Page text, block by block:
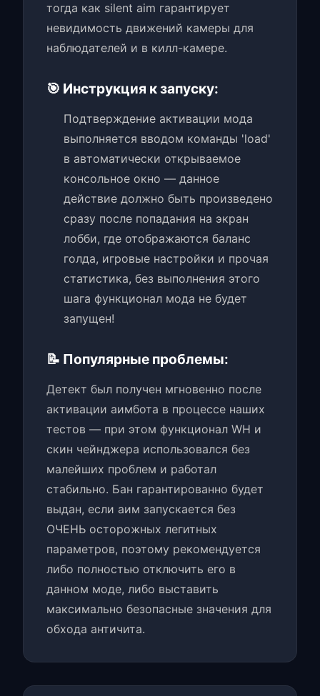
тогда как silent aim гарантирует
невидимость движений камеры для
наблюдателей и в килл-камере.
🎯 Инструкция к запуску:
Подтверждение активации мода
выполняется вводом команды 'load'
в автоматически открываемое
консольное окно — данное
действие должно быть произведено
сразу после попадания на экран
лобби, где отображаются баланс
голда, игровые настройки и прочая
статистика, без выполнения этого
шага функционал мода не будет
запущен!
📝 Популярные проблемы:
Детект был получен мгновенно после
активации аимбота в процессе наших
тестов — при этом функционал WH и
скин чейнджера использовался без
малейших проблем и работал
стабильно. Бан гарантированно будет
выдан, если аим запускается без
ОЧЕНЬ осторожных легитных
параметров, поэтому рекомендуется
либо полностью отключить его в
данном моде, либо выставить
максимально безопасные значения для
обхода античита.